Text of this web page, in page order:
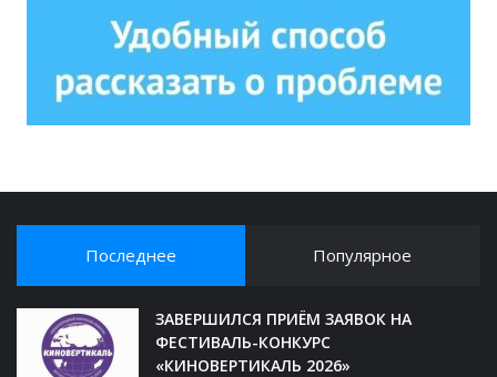
Последнее Популярное
ЗАВЕРШИЛСЯ ПРИЁМ ЗАЯВОК НА
ФЕСТИВАЛЬ-КОНКУРС
«КИНОВЕРТИКАЛЬ 2026»